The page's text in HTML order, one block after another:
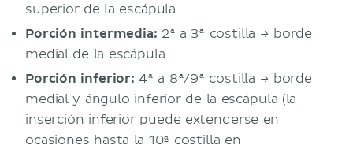
superior de la escápula
Porción intermedia: 2ª a 3ª costilla → borde
medial de la escápula
Porción inferior: 4ª a 8ª/9ª costilla → borde
medial y ángulo inferior de la escápula (la
inserción inferior puede extenderse en
ocasiones hasta la 10ª costilla en